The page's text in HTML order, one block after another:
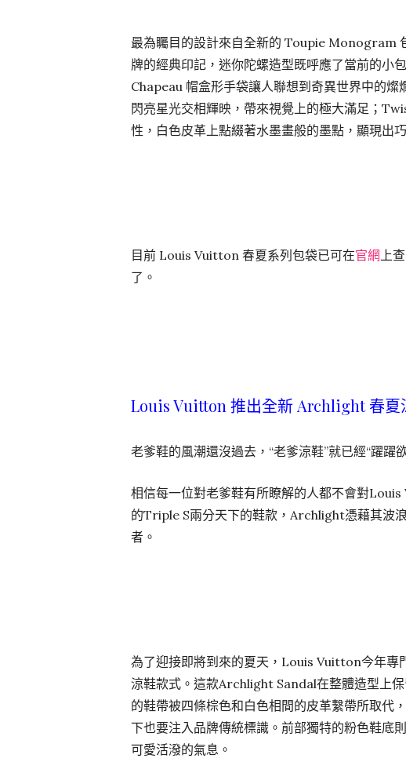
最為矚目的設計來自全新的 Toupie Monogram
牌的經典印記，迷你陀螺造型既呼應了當前的
Chapeau 帽盒形手袋讓人聯想到奇異世界中的
閃亮星光交相輝映，帶來視覺上的極大滿足；
性，白色皮革上點綴著水墨畫般的墨點，顯現出
目前 Louis Vuitton 春夏系列包袋已可在官網 上
了。
Louis Vuitton 推出全新 Archlight 春夏
老爹鞋的風潮還沒過去，“老爹涼鞋”就已經“躍躍
相信每一位對老爹鞋有所瞭解的人都不會對
的Triple S兩分天下的鞋款，Archlight憑藉其波
者。
為了迎接即將到來的夏天，Louis Vuitton今年
涼鞋款式。這款Archlight Sandal在整體造型上
的鞋帶被四條棕色和白色相間的皮革繫帶所取
下也要注入品牌傳統標識。前部獨特的粉色鞋底
可愛活潑的氣息。